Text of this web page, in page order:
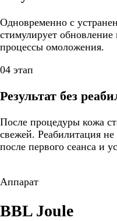
Одновременно с
стимулирует обновление
процессы омоложения.
04 этап
Результат без
После процедуры кожа
свежей. Реабилитация
после первого сеанса и
Аппарат
BBL Joule